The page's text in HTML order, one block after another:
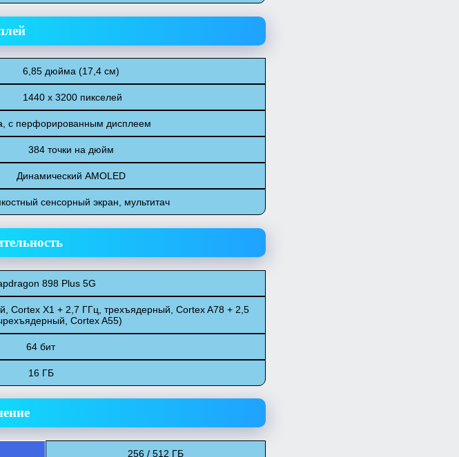
6,85 дюйма (17,4 см)
1440 x 3200 пикселей
с перфорированным дисплеем
384 точки на дюйм
Динамический AMOLED
сенсорный экран, мультитач
898 Plus 5G
Cortex X1 + 2,7 ГГц, трехъядерный, Cortex A78 + 2,5
Cortex A55)
64 бит
16 ГБ
256 / 512 ГБ